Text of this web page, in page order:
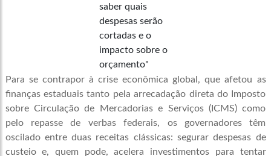
saber quais
despesas serão
cortadas e o
impacto sobre o
orçamento"
Para se contrapor à crise econômica global, que afetou as
finanças estaduais tanto pela arrecadação direta do Imposto
sobre Circulação de Mercadorias e Serviços (ICMS) como
pelo repasse de verbas federais, os governadores têm
oscilado entre duas receitas clássicas: segurar despesas de
custeio e, quem pode, acelera investimentos para tentar